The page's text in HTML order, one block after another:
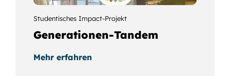
Studentisches Impact-Projekt
Generationen-Tandem
Mehr erfahren